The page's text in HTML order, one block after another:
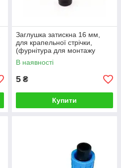
Заглушка затискна 16 мм,
для крапельної стрічки,
(фурнітура для монтажу
крапельного поливу), Україна
В наявності
5 ₴
Купити